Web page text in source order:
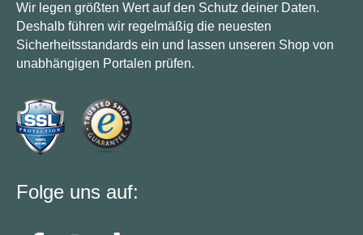
Wir legen größten Wert auf den Schutz deiner Daten.
Deshalb führen wir regelmäßig die neuesten
Sicherheitsstandards ein und lassen unseren Shop von
unabhängigen Portalen prüfen.
Folge uns auf: